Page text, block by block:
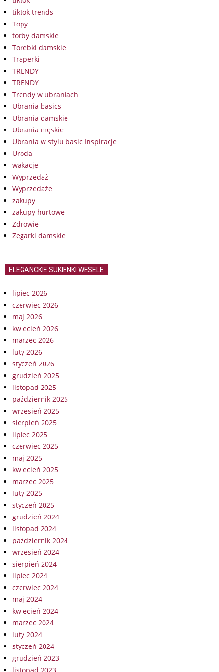
tiktok trends
Topy
torby damskie
Torebki damskie
Traperki
TRENDY
TRENDY
Trendy w ubraniach
Ubrania basics
Ubrania damskie
Ubrania męskie
Ubrania w stylu basic Inspiracje
Uroda
wakacje
Wyprzedaż
Wyprzedaże
zakupy
zakupy hurtowe
Zdrowie
Zegarki damskie
ELEGANCKIE SUKIENKI WESELE
lipiec 2026
czerwiec 2026
maj 2026
kwiecień 2026
marzec 2026
luty 2026
styczeń 2026
grudzień 2025
listopad 2025
październik 2025
wrzesień 2025
sierpień 2025
lipiec 2025
czerwiec 2025
maj 2025
kwiecień 2025
marzec 2025
luty 2025
styczeń 2025
grudzień 2024
listopad 2024
październik 2024
wrzesień 2024
sierpień 2024
lipiec 2024
czerwiec 2024
maj 2024
kwiecień 2024
marzec 2024
luty 2024
styczeń 2024
grudzień 2023
listopad 2023